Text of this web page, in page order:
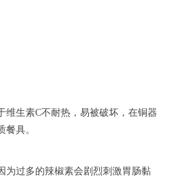
维生素C不耐热，易被破坏，在铜器
具。
为过多的辣椒素会剧烈刺激胃肠黏